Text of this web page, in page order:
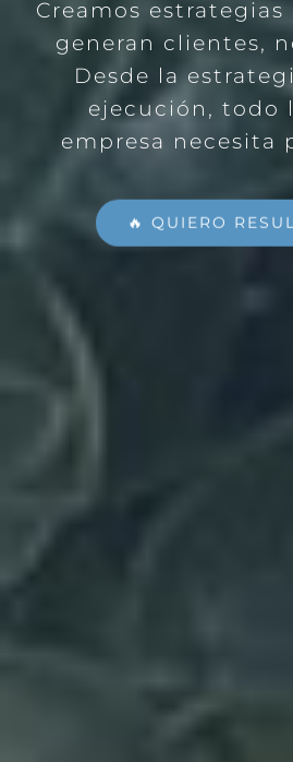
Creamos
generan clientes,
Desde la
ejecución, todo
empresa necesita
🔥 QUIERO